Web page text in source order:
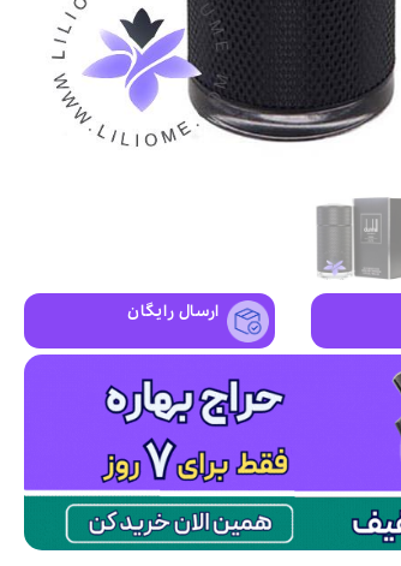
ارسال رایگان